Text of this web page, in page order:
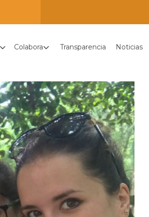
Colabora Transparencia Noticias